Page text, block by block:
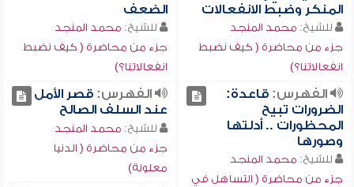
المنكر وضبط الانفعالات
للشيخ: محمد المنجد
جزء من محاضرة ( كيف نضبط
انفعالاتنا؟)
الضعف
للشيخ: محمد المنجد
جزء من محاضرة ( كيف نضبط
انفعالاتنا؟)
الفهرس:قاعدة:
الضرورات تبيح
المحظورات .. أدلتها
وصورها
للشيخ: محمد المنجد
جزء من محاضرة ( التساهل في
الفهرس:قصر الأمل
عند السلف الصالح
للشيخ: محمد المنجد
جزء من محاضرة ( الدنيا
معلونة)